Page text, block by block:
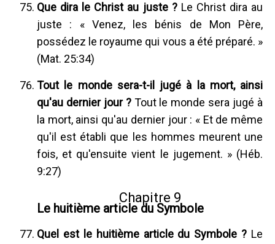
Que dira le Christ au juste ?Le Christ dira au
juste : « Venez, les bénis de Mon Père,
possédez le royaume qui vous a été préparé. »
(Mat. 25:34)
Tout le monde sera-t-il jugé à la mort, ainsi
qu'au dernier jour ?Tout le monde sera jugé à
la mort, ainsi qu'au dernier jour : « Et de même
qu'il est établi que les hommes meurent une
fois, et qu'ensuite vient le jugement. » (Héb.
9:27)
Chapitre 9
Le huitième article du Symbole
Quel est le huitième article du Symbole ? Le